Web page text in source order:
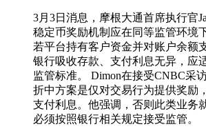
3月3日消息，摩根大通首席执行官
稳定币奖励机制应在同等监管环境
若平台持有客户资金并对账户余额
银行吸收存款、支付利息无异，应
监管标准。 Dimon在接受CNBC采
折中方案是仅对交易行为提供奖励
支付利息。他强调，否则此类业务
必须按照银行相关规定接受监管。